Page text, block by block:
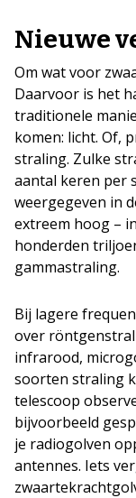
Nieuwe
Om wat voor
Daarvoor is het
traditionele
komen: licht. Of,
straling. Zulke
aantal keren per
weergegeven in
extreem hoog –
honderden
gammastraling.
Bij lagere
over
infrarood,
soorten straling
telescoop
bijvoorbeeld
je radiogolven
antennes. Iets